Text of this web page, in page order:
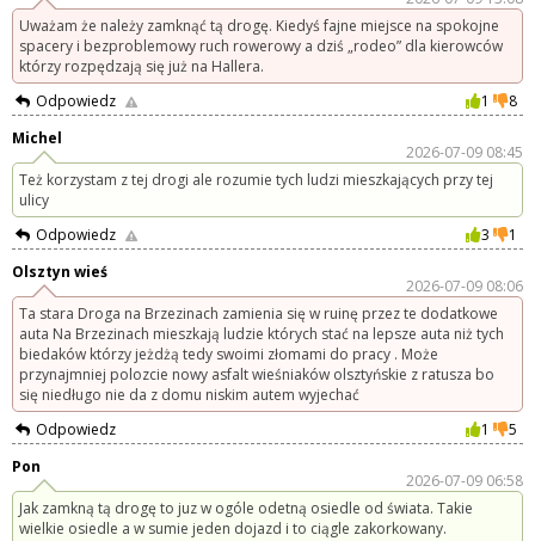
Uważam że należy zamknąć tą drogę. Kiedyś fajne miejsce na spokojne
spacery i bezproblemowy ruch rowerowy a dziś „rodeo” dla kierowców
którzy rozpędzają się już na Hallera.
Odpowiedz
1
8
Michel
2026-07-09 08:45
Też korzystam z tej drogi ale rozumie tych ludzi mieszkających przy tej
ulicy
Odpowiedz
3
1
Olsztyn wieś
2026-07-09 08:06
Ta stara Droga na Brzezinach zamienia się w ruinę przez te dodatkowe
auta Na Brzezinach mieszkają ludzie których stać na lepsze auta niż tych
biedaków którzy jeżdżą tedy swoimi złomami do pracy . Może
przynajmniej polozcie nowy asfalt wieśniaków olsztyńskie z ratusza bo
się niedługo nie da z domu niskim autem wyjechać
Odpowiedz
1
5
Pon
2026-07-09 06:58
Jak zamkną tą drogę to juz w ogóle odetną osiedle od świata. Takie
wielkie osiedle a w sumie jeden dojazd i to ciągle zakorkowany.